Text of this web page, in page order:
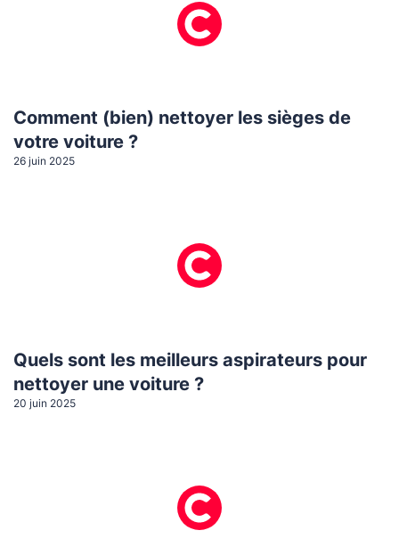
Comment (bien) nettoyer les sièges de
votre voiture ?
26 juin 2025
Quels sont les meilleurs aspirateurs pour
nettoyer une voiture ?
20 juin 2025